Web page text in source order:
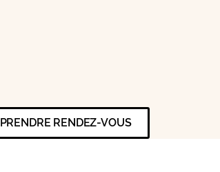
PRENDRE RENDEZ-VOUS